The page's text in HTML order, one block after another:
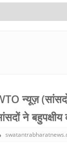
न्यूज़
ने बहुपक्षीय